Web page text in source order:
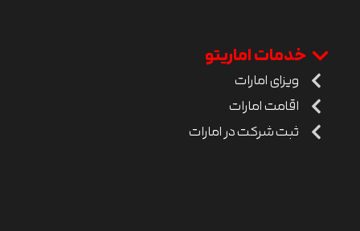
خدمات اماریتو
ویزای امارات
اقامت امارات
ثبت شرکت در امارات